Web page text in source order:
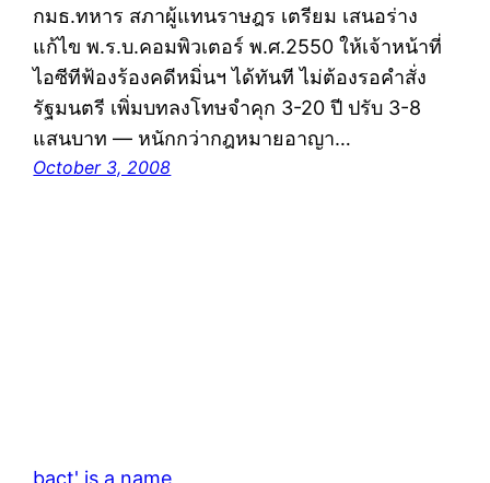
กมธ.ทหาร สภาผู้แทนราษฎร เตรียม เสนอร่าง
แก้ไข พ.ร.บ.คอมพิวเตอร์ พ.ศ.2550 ให้เจ้าหน้าที่
ไอซีทีฟ้องร้องคดีหมิ่นฯ ได้ทันที ไม่ต้องรอคำสั่ง
รัฐมนตรี เพิ่มบทลงโทษจำคุก 3-20 ปี ปรับ 3-8
แสนบาท — หนักกว่ากฎหมายอาญา…
October 3, 2008
bact' is a name